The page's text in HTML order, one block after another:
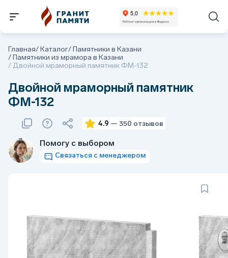
Главная/Каталог/Памятники в Казани
/Памятники из мрамора в Казани
/ Двойной мраморный памятник ФМ-132
Двойной мраморный памятник
ФМ-132
4.9 — 350 отзывов
Помогу с выбором
Связаться с менеджером